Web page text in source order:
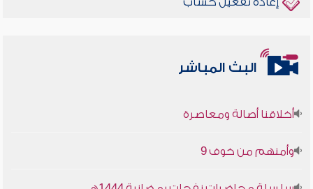
البث المباشر
أخلاقنا أصالة ومعاصرة
وأمنهم من خوف 9
سلسلة محاضرات نفحات رمضانية 1444هـ